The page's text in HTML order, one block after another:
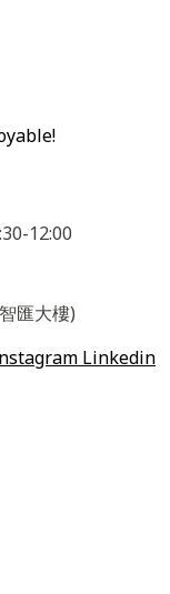
12:00
匯大樓)
Linkedin